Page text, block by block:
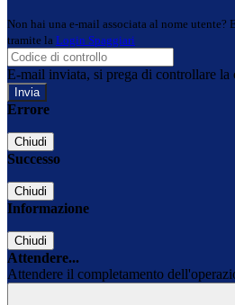
Non hai una e-mail associata al nome utente?
tramite la Login Spaggiari
E-mail inviata, si prega di controllare la
Errore
Chiudi
Successo
Chiudi
Informazione
Chiudi
Attendere...
Attendere il completamento